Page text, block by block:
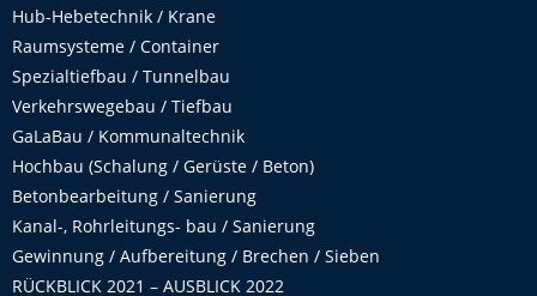
Hub-Hebetechnik / Krane
Raumsysteme / Container
Spezialtiefbau / Tunnelbau
Verkehrswegebau / Tiefbau
GaLaBau / Kommunaltechnik
Hochbau (Schalung / Gerüste / Beton)
Betonbearbeitung / Sanierung
Kanal-, Rohrleitungs- bau / Sanierung
Gewinnung / Aufbereitung / Brechen / Sieben
RÜCKBLICK 2021 – AUSBLICK 2022